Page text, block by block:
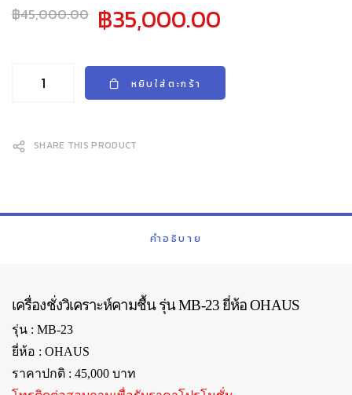
฿45,000.00 Original
price
was:
฿45,000.00.
฿35,000.00
is:
฿35,000.00.
หยิบใส่ตะกร้า
SHARE THIS PRODUCT
คำอธิบาย
เครื่องชั่งวิเคราะห์คามชื้น รุ่น MB-23 ยี่ห้อ OHAUS
รุ่น : MB-23
ยี่ห้อ : OHAUS
ราคาปกติ : 45,000 บาท